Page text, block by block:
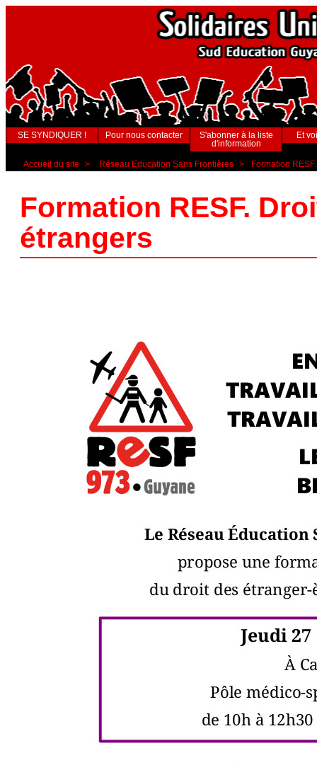
SE SYNDIQUER ! Pour nous contacter
S'abonner à la liste
d'information
Et
Accueil du site > Réseau Education Sans Frontières > Formation
Formation RESF.
étrangers